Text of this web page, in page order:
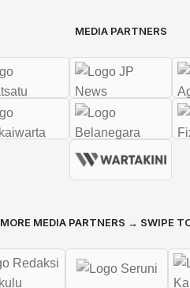
MEDIA PARTNERS
MORE MEDIA PARTNERS → SWIPE